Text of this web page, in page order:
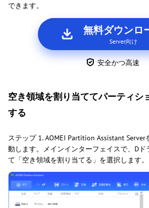
できます。
無料ダウンロ
Server向け
安全かつ高速
空き領域を割り当ててパーティシ
する
ステップ 1. AOMEI Partition Assistant
動します。メインインターフェイスで、Dド
て「空き領域を割り当てる」を選択します。